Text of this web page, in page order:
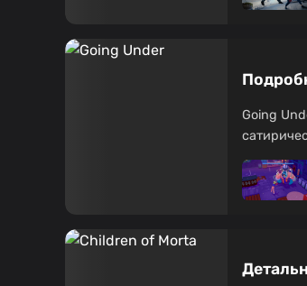
Going